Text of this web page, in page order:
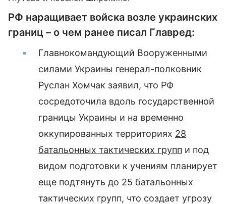
РФ наращивает войска возле украинских
границ – о чем ранее писал Главред:
Главнокомандующий Вооруженными
силами Украины генерал-полковник
Руслан Хомчак заявил, что РФ
сосредоточила вдоль государственной
границы Украины и на временно
оккупированных территориях 28
батальонных тактических групп и под
видом подготовки к учениям планирует
еще подтянуть до 25 батальонных
тактических групп, что создает угрозу